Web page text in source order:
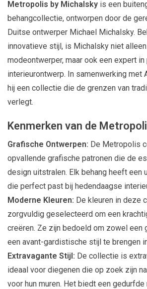
Metropolis by Michalsky is een
behangcollectie, ontworpen door de
Duitse ontwerper Michael Michalsky.
innovatieve stijl, is Michalsky niet
modeontwerper, maar ook een expert
interieurontwerp. In samenwerking met
hij een collectie die de grenzen van
verlegt.
Kenmerken van de
Grafische Ontwerpen: De Metropolis
opvallende grafische patronen die de
design uitstralen. Elk behang heeft een
die perfect past bij hedendaagse
Moderne Kleuren: De kleuren in deze
zorgvuldig geselecteerd om een
creëren. Ze zijn bedoeld om zowel een
een avant-gardistische stijl te brengen
Extravagante Stijl: De collectie is
ideaal voor diegenen die op zoek zijn
voor hun muren. Het biedt een gedurfde